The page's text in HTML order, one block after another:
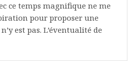
ce temps magnifique ne me
pour proposer une
est pas. L’éventualité de